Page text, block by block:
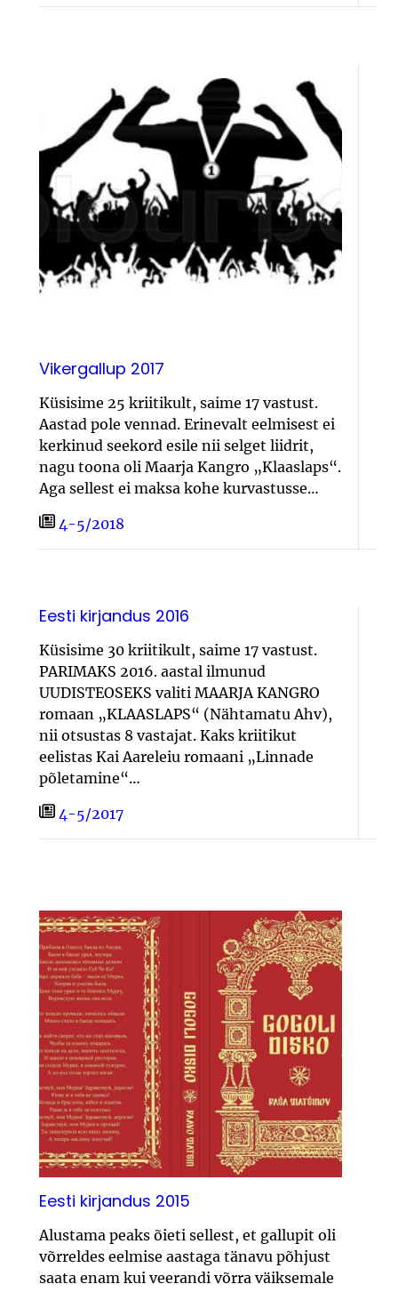
Vikergallup 2017
Küsisime 25 kriitikult, saime 17 vastust.
Aastad pole vennad. Erinevalt eelmisest ei
kerkinud seekord esile nii selget liidrit,
nagu toona oli Maarja Kangro „Klaaslaps“.
Aga sellest ei maksa kohe kurvastusse…
4-5/2018
Eesti kirjandus 2016
Küsisime 30 kriitikult, saime 17 vastust.
PARIMAKS 2016. aastal ilmunud
UUDISTEOSEKS valiti MAARJA KANGRO
romaan „KLAASLAPS“ (Nähtamatu Ahv),
nii otsustas 8 vastajat. Kaks kriitikut
eelistas Kai Aareleiu romaani „Linnade
põletamine“…
4-5/2017
Eesti kirjandus 2015
Alustama peaks õieti sellest, et gallupit oli
võrreldes eelmise aastaga tänavu põhjust
saata enam kui veerandi võrra väiksemale